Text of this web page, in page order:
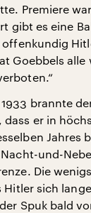
Premiere
gibt es eine
offenkundig
Goebbels alle
brannte
er in
Jahres
und-
Die
Hitler sich
Spuk bald